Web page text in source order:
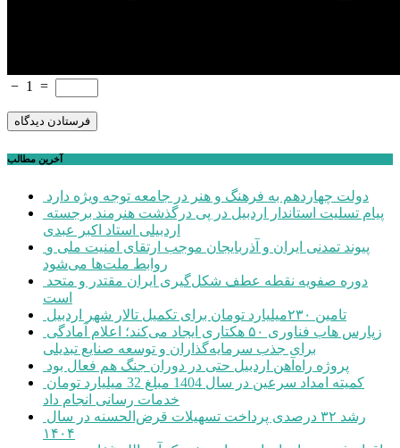
− 1 =
آخرین مطالب
دولت چهاردهم به فرهنگ و هنر در جامعه توجه ویژه دارد
اردبیلی استاد اکبر عبدی
روابط ملت‌ها می‌شود
است
تامین ۲۳۰میلیارد تومان برای تکمیل تالار شهر اردبیل
برای جذب سرمایه‌گذاران و توسعه صنایع تبدیلی
پروژه راه‌آهن اردبیل حتی در دوران جنگ هم فعال بود
خدمات رسانی انجام داد
۱۴۰۴